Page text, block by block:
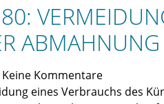
Keine Kommentare
eines Verbrauchs des